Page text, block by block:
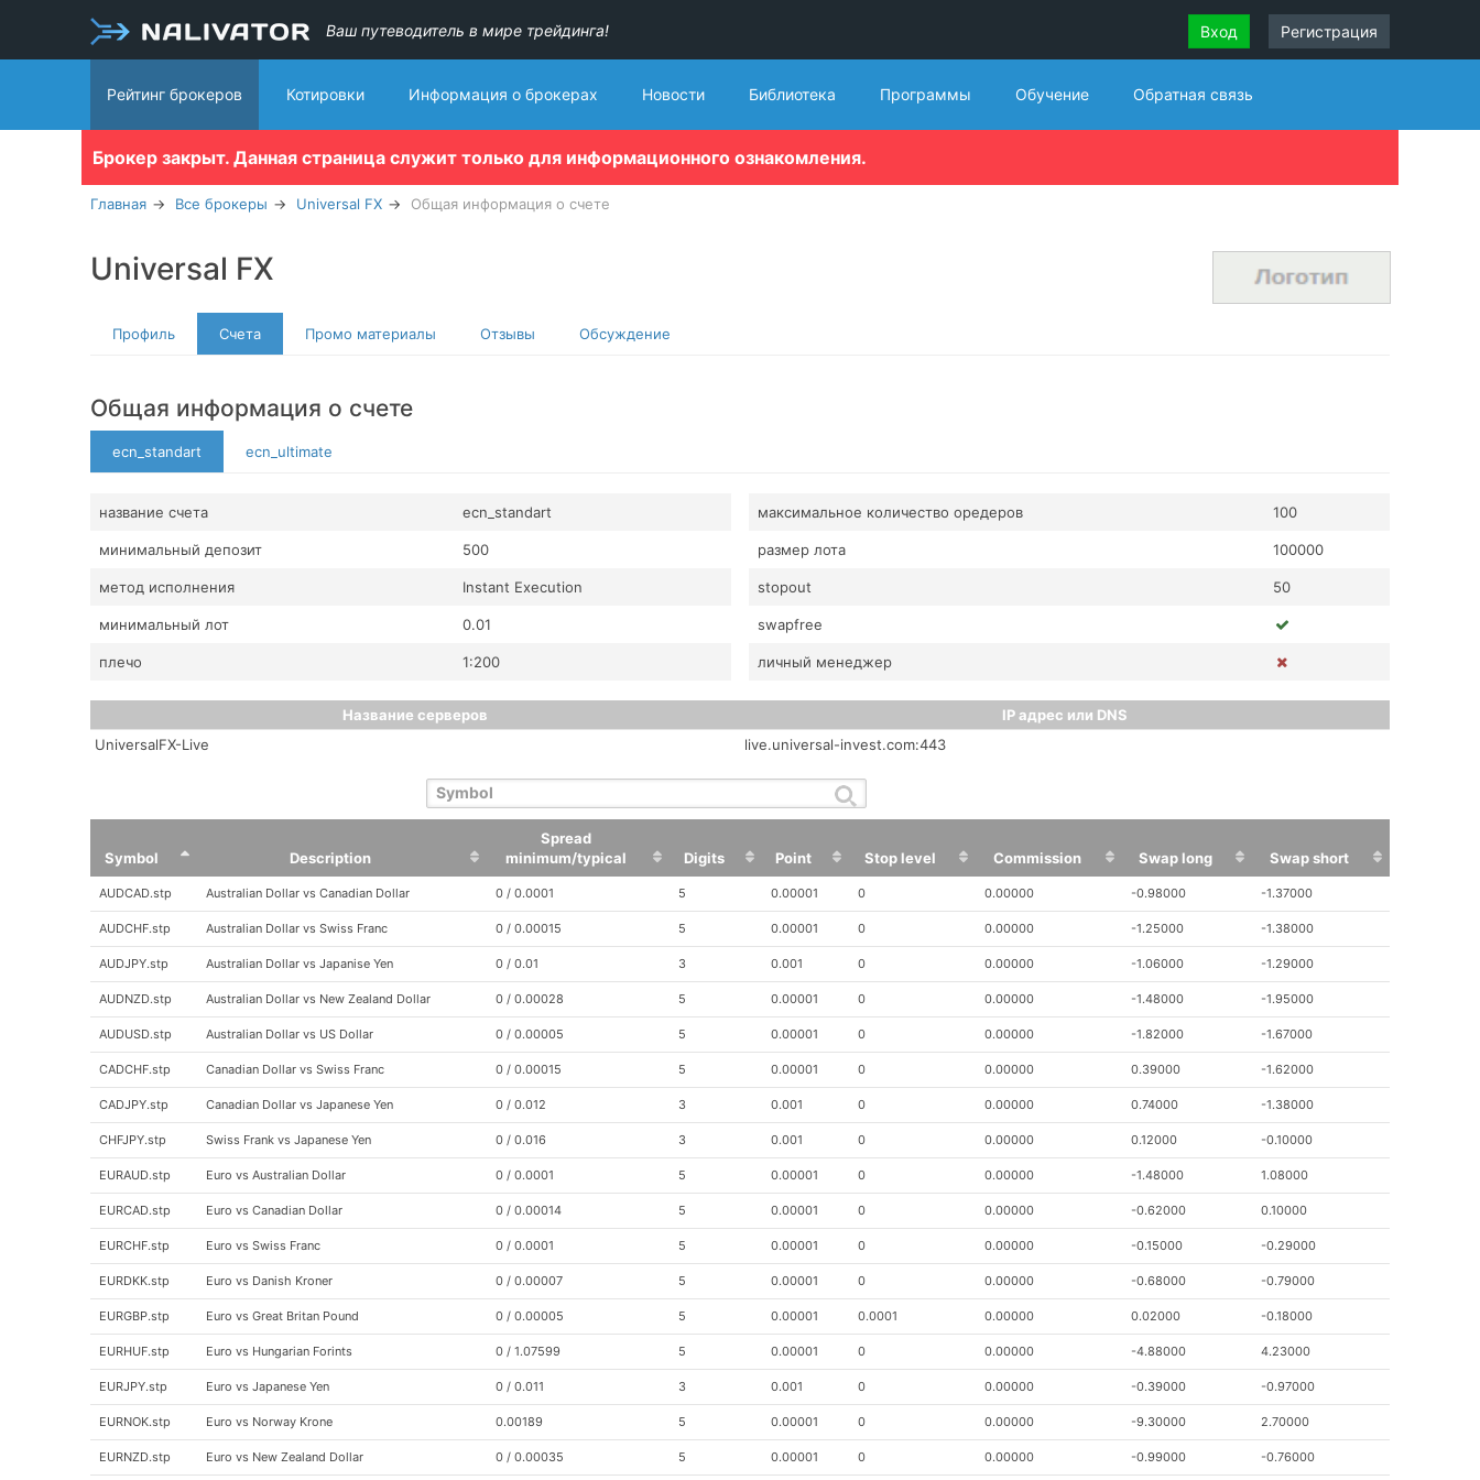
Ваш путеводитель в мире трейдинга! Вход Регистрация
Рейтинг брокеров Котировки Информация о брокерах Новости Библиотека Программы Обучение Обратная связь
Брокер закрыт. Данная страница служит только для информационного ознакомления.
Главная Все брокеры Universal FX Общая информация о счете
Universal FX
Профиль Счета Промо материалы Отзывы Обсуждение
Общая информация о счете
ecn_standart ecn_ultimate
название счета ecn_standart
минимальный депозит 500
метод исполнения Instant Execution
минимальный лот 0.01
плечо 1:200
максимальное количество оредеров 100
размер лота 100000
stopout 50
swapfree
личный менеджер
Название серверов
IP адрес или DNS
UniversalFX-Live
live.universal-invest.com:443
Symbol Description
Spread
minimum/typical
Digits Point Stop level Commission Swap long
Swap short
Symbol
Description
Spread
Digits Point Commission Swap long Swap short
AUDCAD.stp Australian Dollar vs Canadian Dollar 0 / 0.0001 5 0.00001 0 0.00000 -0.98000 -1.37000
AUDCHF.stp Australian Dollar vs Swiss Franc 0 / 0.00015 5 0.00001 0 0.00000 -1.25000 -1.38000
AUDJPY.stp Australian Dollar vs Japanise Yen 0 / 0.01 3 0.001 0 0.00000 -1.06000 -1.29000
AUDNZD.stp Australian Dollar vs New Zealand Dollar 0 / 0.00028 5 0.00001 0 0.00000 -1.48000 -1.95000
AUDUSD.stp Australian Dollar vs US Dollar 0 / 0.00005 5 0.00001 0 0.00000 -1.82000 -1.67000
CADCHF.stp Canadian Dollar vs Swiss Franc 0 / 0.00015 5 0.00001 0 0.00000 0.39000 -1.62000
CADJPY.stp Canadian Dollar vs Japanese Yen 0 / 0.012 3 0.001 0 0.00000 0.74000 -1.38000
CHFJPY.stp Swiss Frank vs Japanese Yen 0 / 0.016 3 0.001 0 0.00000 0.12000 -0.10000
EURAUD.stp Euro vs Australian Dollar 0 / 0.0001 5 0.00001 0 0.00000 -1.48000 1.08000
EURCAD.stp Euro vs Canadian Dollar 0 / 0.00014 5 0.00001 0 0.00000 -0.62000 0.10000
EURCHF.stp Euro vs Swiss Franc 0 / 0.0001 5 0.00001 0 0.00000 -0.15000 -0.29000
EURDKK.stp Euro vs Danish Kroner 0 / 0.00007 5 0.00001 0 0.00000 -0.68000 -0.79000
EURGBP.stp Euro vs Great Britan Pound 0 / 0.00005 5 0.00001 0.0001 0.00000 0.02000 -0.18000
EURHUF.stp Euro vs Hungarian Forints 0 / 1.07599 5 0.00001 0 0.00000 -4.88000 4.23000
EURJPY.stp Euro vs Japanese Yen 0 / 0.011 3 0.001 0 0.00000 -0.39000 -0.97000
EURNOK.stp Euro vs Norway Krone 0.00189 5 0.00001 0 0.00000 -9.30000 2.70000
EURNZD.stp Euro vs New Zealand Dollar 0 / 0.00035 5 0.00001 0 0.00000 -0.99000 -0.76000